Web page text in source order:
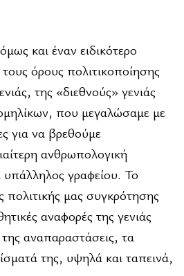
και έναν ειδικότερο
όρους πολιτικοποίησης
της «διεθνούς» γενιάς
που μεγαλώσαμε με
για να βρεθού­με
ανθρωπολογική
γραφείου. Το
πο­λιτικής μας συγκρότησης
αναφορές της γενιάς
της αναπαραστάσεις, τα
της, υψηλά και ταπεινά,